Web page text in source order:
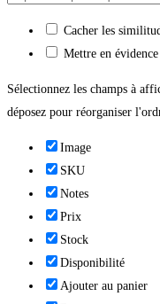
Cacher les
Mettre en
Sélectionnez les champs à
déposez pour réorganiser
Image
SKU
Notes
Prix
Stock
Disponibilité
Ajouter au panier